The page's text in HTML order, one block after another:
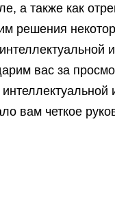
а также как
решения
вас за
вам четкое